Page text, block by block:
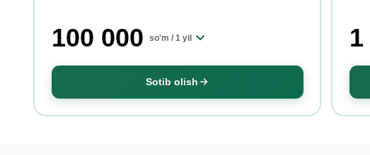
100 000 so'm / 1 yil
Sotib olish